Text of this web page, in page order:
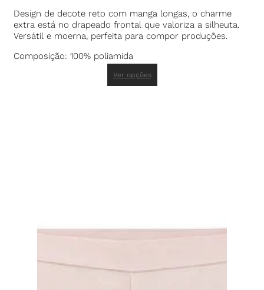
Design de decote reto com manga longas, o charme
extra está no drapeado frontal que valoriza a silheuta.
Versátil e moerna, perfeita para compor produções.
Composição: 100% poliamida
Ver opções